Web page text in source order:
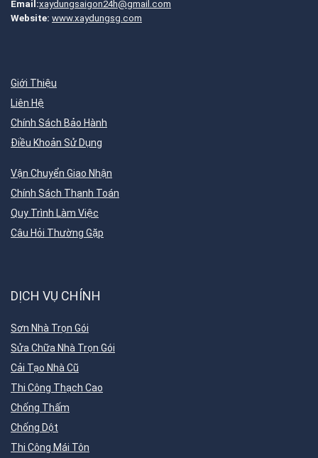
Email:xaydungsaigon24h@gmail.com
Website: www.xaydungsg.com
Giới Thiệu
Liên Hệ
Chính Sách Bảo Hành
Điều Khoản Sử Dụng
Vận Chuyển Giao Nhận
Chính Sách Thanh Toán
Quy Trình Làm Việc
Câu Hỏi Thường Gặp
DỊCH VỤ CHÍNH
Sơn Nhà Trọn Gói
Sửa Chữa Nhà Trọn Gói
Cải Tạo Nhà Cũ
Thi Công Thạch Cao
Chống Thấm
Chống Dột
Thi Công Mái Tôn